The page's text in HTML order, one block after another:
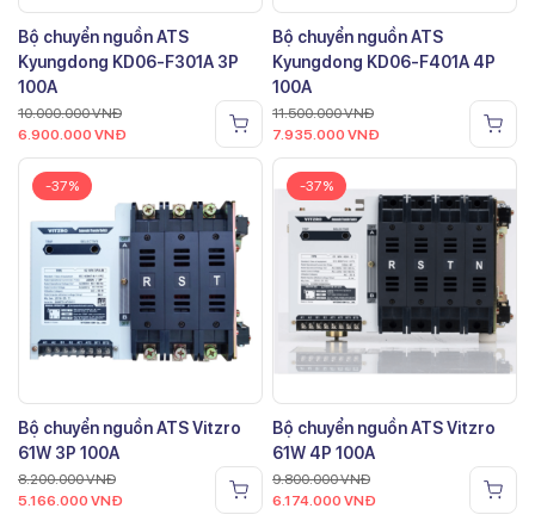
Bộ chuyển nguồn ATS
Kyungdong KD06-F301A 3P
100A
10.000.000VNĐ
6.900.000 VNĐ
Bộ chuyển nguồn ATS
Kyungdong KD06-F401A 4P
100A
11.500.000VNĐ
7.935.000 VNĐ
-37%
Bộ chuyển nguồn ATS Vitzro
61W 3P 100A
8.200.000VNĐ
5.166.000 VNĐ
-37%
Bộ chuyển nguồn ATS Vitzro
61W 4P 100A
9.800.000VNĐ
6.174.000 VNĐ